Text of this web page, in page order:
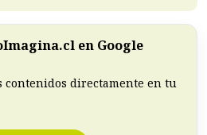
en Google
contenidos directamente en tu